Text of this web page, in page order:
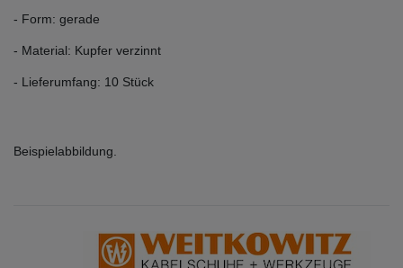
- Form: gerade
- Material: Kupfer verzinnt
- Lieferumfang: 10 Stück
Beispielabbildung.